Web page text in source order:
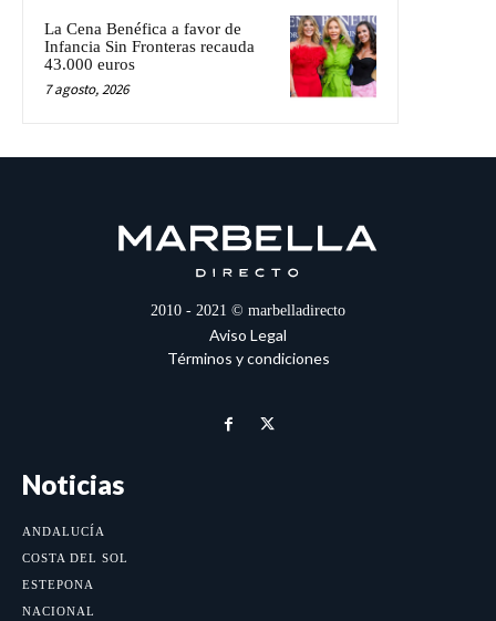
La Cena Benéfica a favor de
Infancia Sin Fronteras recauda
43.000 euros
7 agosto, 2026
2010 - 2021 © marbelladirecto
Aviso Legal
Términos y condiciones
Noticias
ANDALUCÍA
COSTA DEL SOL
ESTEPONA
NACIONAL